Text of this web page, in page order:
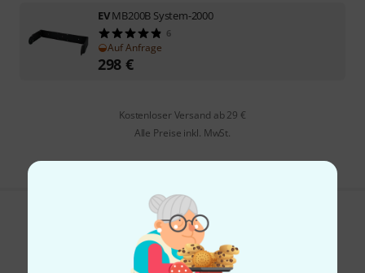
EVMB200B System-2000
6
Auf Anfrage
298 €
Kostenloser Versand ab 29 €
Alle Preise inkl. MwSt.
Gefällt Ihnen, was Sie sehen?
Teilen Hilfe & Feedback